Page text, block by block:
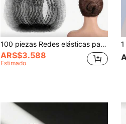
100 piezas Redes elásticas para el cabello negras, gorro de red invisible para peluca de mujer, adecuado para servicio de catering, moño de ballet, dormir, azafatas, enfermeras, red de moño profesional de malla fina
ARS$3.588
Estimado